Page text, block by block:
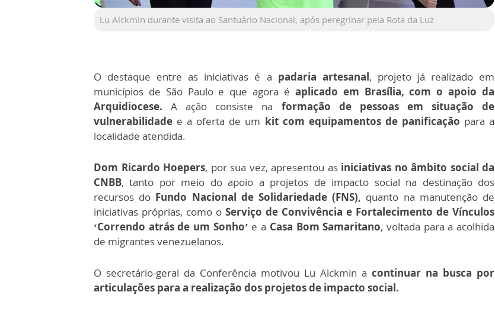
Lu Alckmin durante visita ao Santuário Nacional, após peregrinar pela Rota da Luz
O destaque entre as iniciativas é a padaria artesanal, projeto já realizado em
municípios de São Paulo e que agora é aplicado em Brasília, com o apoio da
Arquidiocese. A ação consiste na formação de pessoas em situação de
vulnerabilidade e a oferta de um kit com equipamentos de panificação para a
localidade atendida.
Dom Ricardo Hoepers, por sua vez, apresentou as iniciativas no âmbito social da
CNBB, tanto por meio do apoio a projetos de impacto social na destinação dos
recursos do Fundo Nacional de Solidariedade (FNS), quanto na manutenção de
iniciativas próprias, como o Serviço de Convivência e Fortalecimento de Vínculos
‘Correndo atrás de um Sonho’ e a Casa Bom Samaritano, voltada para a acolhida
de migrantes venezuelanos.
O secretário-geral da Conferência motivou Lu Alckmin a continuar na busca por
articulações para a realização dos projetos de impacto social.